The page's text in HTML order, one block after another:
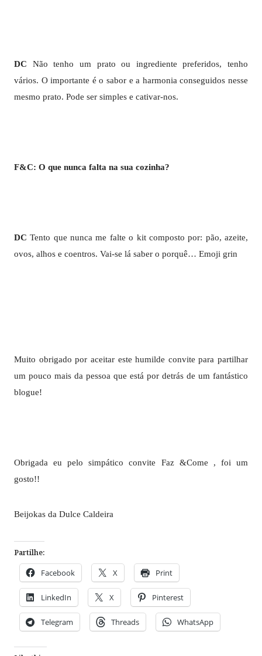
DC Não tenho um prato ou ingrediente preferidos, tenho
vários. O importante é o sabor e a harmonia conseguidos nesse
mesmo prato. Pode ser simples e cativar-nos.
F&C: O que nunca falta na sua cozinha?
DC Tento que nunca me falte o kit composto por: pão, azeite,
ovos, alhos e coentros. Vai-se lá saber o porquê… Emoji grin
Muito obrigado por aceitar este humilde convite para partilhar
um pouco mais da pessoa que está por detrás de um fantástico
blogue!
Obrigada eu pelo simpático convite Faz &Come , foi um
gosto!!
Beijokas da Dulce Caldeira
Partilhe:
Facebook X Print
LinkedIn X Pinterest
Telegram Threads WhatsApp